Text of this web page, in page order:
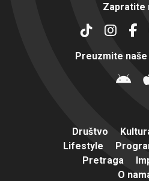
Zapratite
Preuzmite
Društvo
Lifestyle
Pretraga
O